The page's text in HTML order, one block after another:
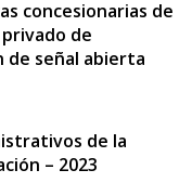
concesionarias de
de
de señal abierta
de la
– 2023